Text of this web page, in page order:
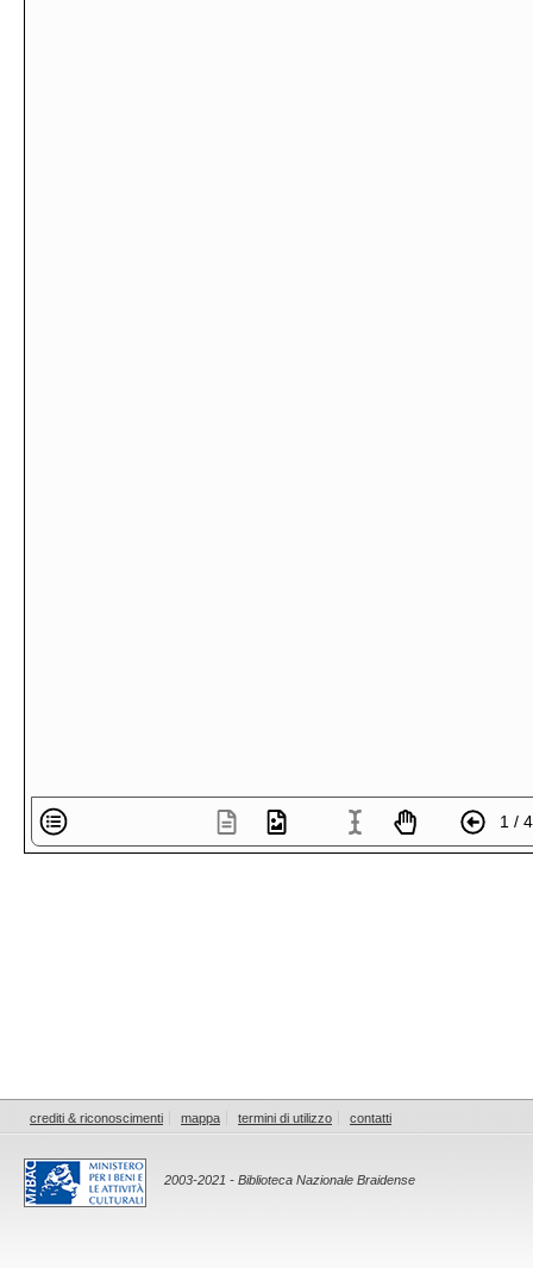
1 /
crediti & riconoscimenti mappa termini di utilizzo contatti
2003-2021 - Biblioteca Nazionale Braidense